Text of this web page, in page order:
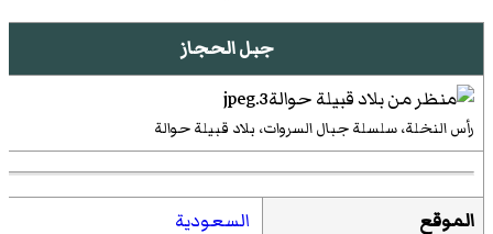
جبل الحجاز
رأس النخلة، سلسلة جبال السروات، بلاد قبيلة حوالة
الموقع
السعودية